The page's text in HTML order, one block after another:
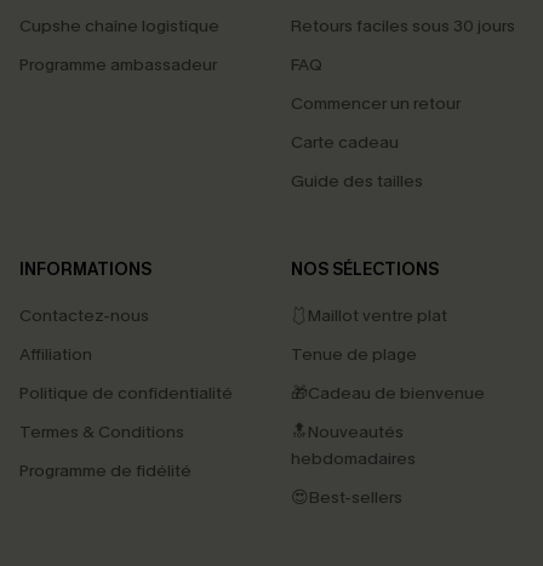
Cupshe chaîne logistique
Programme ambassadeur
Retours faciles sous 30 jours
FAQ
Commencer un retour
Carte cadeau
Guide des tailles
INFORMATIONS
Contactez-nous
Affiliation
Politique de confidentialité
Termes & Conditions
Programme de fidélité
NOS SÉLECTIONS
🩱Maillot ventre plat
Tenue de plage
🎁Cadeau de bienvenue
🔝Nouveautés
hebdomadaires
😍Best-sellers